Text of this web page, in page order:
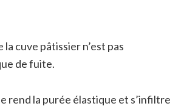
la cuve pâtissier n’est pas
de fuite.
rend la purée élastique et s’infiltre